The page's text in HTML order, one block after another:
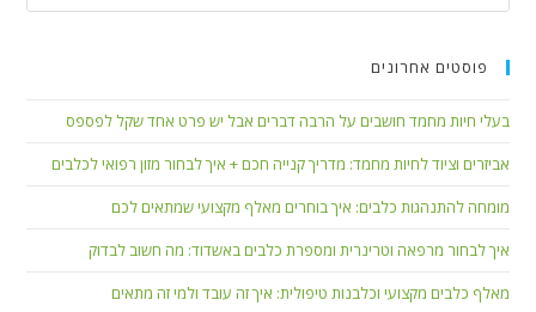
פוסטים אחרונים
בעלי חיות מחמד חושבים על הרבה דברים אבל יש פרט אחד שקל לפספס
אביזרים וציוד לחיות מחמד: מדריך קנייה חכם + איך לבחור מזון רפואי לכלבים
מומחה להתנהגות כלבים: איך בוחרים מאלף מקצועי שמתאים לכם
איך לבחור מרפאה וטרינרית ומספרת כלבים באשדוד: מה חשוב לבדוק
מאלף כלבים מקצועי וכלבנות טיפולית: איך זה עובד ולמי זה מתאים